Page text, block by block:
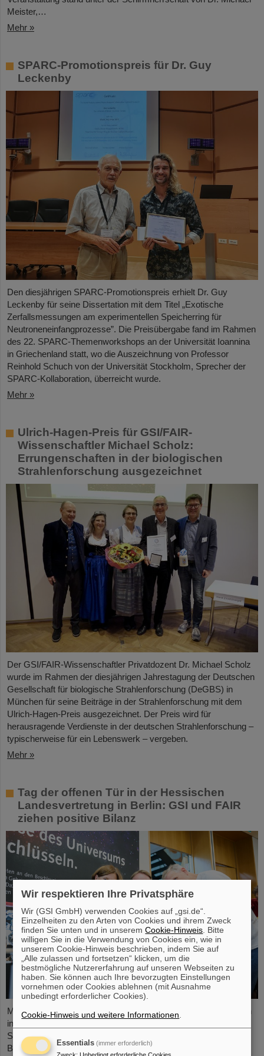
Meister,…
Mehr »
SPARC-Promotionspreis für Dr. Guy
Leckenby
Den diesjährigen SPARC-Promotionspreis erhielt Dr. Guy
Leckenby für seine Dissertation mit dem Titel „Exotische
Zerfallsmessungen am experimentellen Speicherring für
Neutroneneinfangprozesse”. Die Preisübergabe fand im Rahmen
des 22. SPARC-Themenworkshops an der Universität Ioannina
in Griechenland statt, wo die Auszeichnung von Professor
Reinhold Schuch von der Universität Stockholm, Sprecher der
SPARC-Kollaboration, überreicht wurde.
Mehr »
Ulrich-Hagen-Preis für GSI/FAIR-
Wissenschaftler Michael Scholz:
Errungenschaften in der biologischen
Strahlenforschung ausgezeichnet
Der GSI/FAIR-Wissenschaftler Privatdozent Dr. Michael Scholz
wurde im Rahmen der diesjährigen Jahrestagung der Deutschen
Gesellschaft für biologische Strahlenforschung (DeGBS) in
München für seine Beiträge in der Strahlenforschung mit dem
Ulrich-Hagen-Preis ausgezeichnet. Der Preis wird für
herausragende Verdienste in der deutschen Strahlenforschung –
typischerweise für ein Lebenswerk – vergeben.
Mehr »
Tag der offenen Tür in der Hessischen
Landesvertretung in Berlin: GSI und FAIR
ziehen positive Bilanz
Mit spannenden Einblicken in die Welt der Forschung und vielen
interaktiven Angeboten haben das GSI Helmholtzzentrum für
Schwerionenforschung und das entstehende internationale
Beschleunigerzentrum FAIR die Besucher*innen des Tags der
Wir respektieren Ihre Privatsphäre
Wir (GSI GmbH) verwenden Cookies auf „gsi.de“.
Einzelheiten zu den Arten von Cookies und ihrem Zweck
finden Sie unten und in unseremCookie-Hinweis . Bitte
willigen Sie in die Verwendung von Cookies ein, wie in
unserem Cookie-Hinweis beschrieben, indem Sie auf
„Alle zulassen und fortsetzen“ klicken, um die
bestmögliche Nutzererfahrung auf unseren Webseiten zu
haben. Sie können auch Ihre bevorzugten Einstellungen
vornehmen oder Cookies ablehnen (mit Ausnahme
unbedingt erforderlicher Cookies).
Cookie-Hinweis und weitere Informationen
Essentials (immer erforderlich)